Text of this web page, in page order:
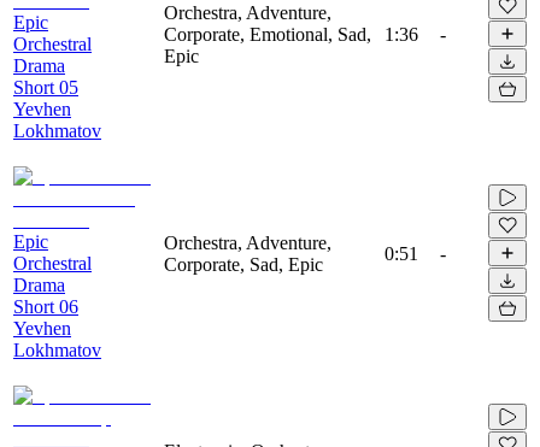
Epic
Orchestral
Drama
Short 05
Yevhen
Lokhmatov
Orchestra, Adventure,
Corporate, Emotional, Sad,
Epic
1:36 -
Epic
Orchestral
Drama
Short 06
Yevhen
Lokhmatov
Orchestra, Adventure,
Corporate, Sad, Epic
0:51 -